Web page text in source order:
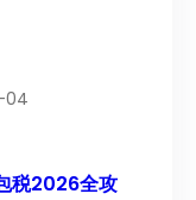
04
税2026全攻